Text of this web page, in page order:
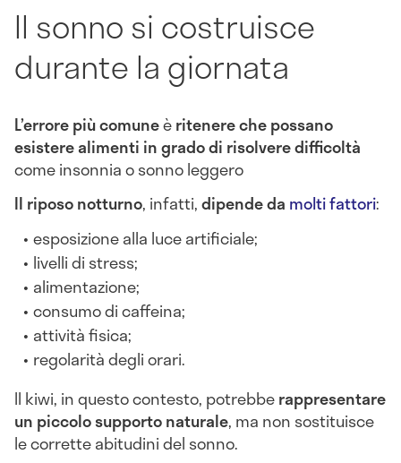
Il sonno si costruisce
durante la giornata
L’errore più comuneèritenere che possano
esistere alimenti in grado di risolvere difficoltà
come insonnia o sonno leggero
Il riposo notturno, infatti,dipende da molti fattori:
esposizione alla luce artificiale;
livelli di stress;
alimentazione;
consumo di caffeina;
attività fisica;
regolarità degli orari.
Il kiwi, in questo contesto, potrebberappresentare
un piccolo supporto naturale, ma non sostituisce
le corrette abitudini del sonno.